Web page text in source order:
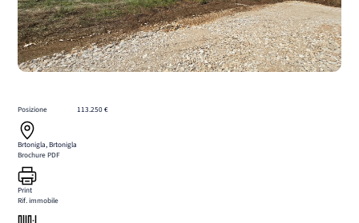
Posizione
Brtonigla, Brtonigla
Brochure PDF
Print
Rif. immobile
113.250 €